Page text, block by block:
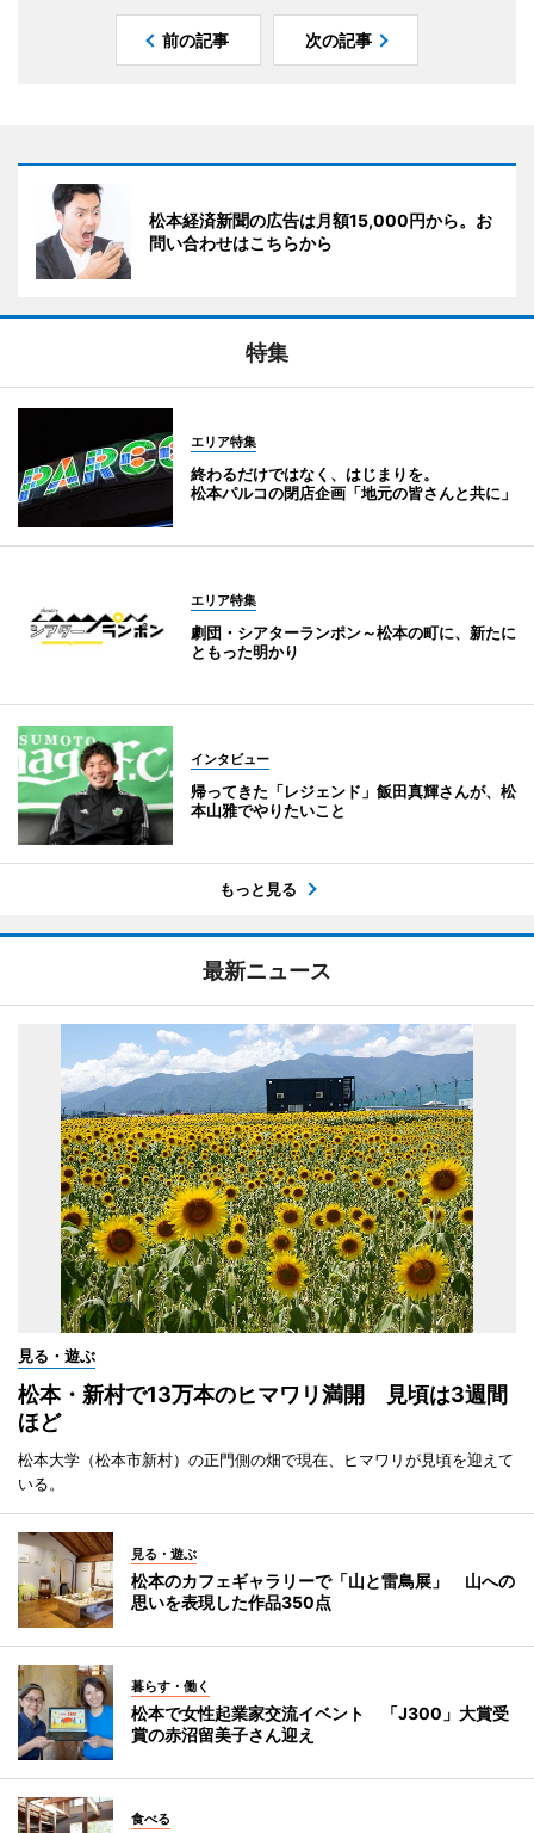
前の記事 次の記事
松本経済新聞の広告は月額15,000円から。お
問い合わせはこちらから
特集
エリア特集
終わるだけではなく、はじまりを。
松本パルコの閉店企画「地元の皆さんと共に」
エリア特集
劇団・シアターランポン～松本の町に、新たに
ともった明かり
インタビュー
帰ってきた「レジェンド」飯田真輝さんが、松
本山雅でやりたいこと
もっと見る
最新ニュース
見る・遊ぶ
松本・新村で13万本のヒマワリ満開 見頃は3週間
ほど
松本大学（松本市新村）の正門側の畑で現在、ヒマワリが見頃を迎えて
いる。
見る・遊ぶ
松本のカフェギャラリーで「山と雷鳥展」 山への
思いを表現した作品350点
暮らす・働く
松本で女性起業家交流イベント 「J300」大賞受
賞の赤沼留美子さん迎え
食べる